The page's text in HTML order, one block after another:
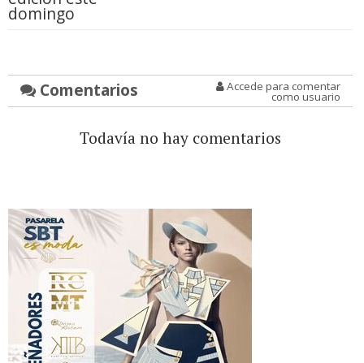
domingo
Comentarios Accede para comentar
como usuario
Todavía no hay comentarios